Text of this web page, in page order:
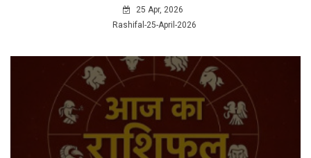
25 Apr, 2026
Rashifal-25-April-2026